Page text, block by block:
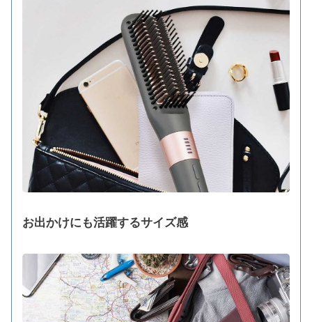
お出かけにも活躍するサイズ感